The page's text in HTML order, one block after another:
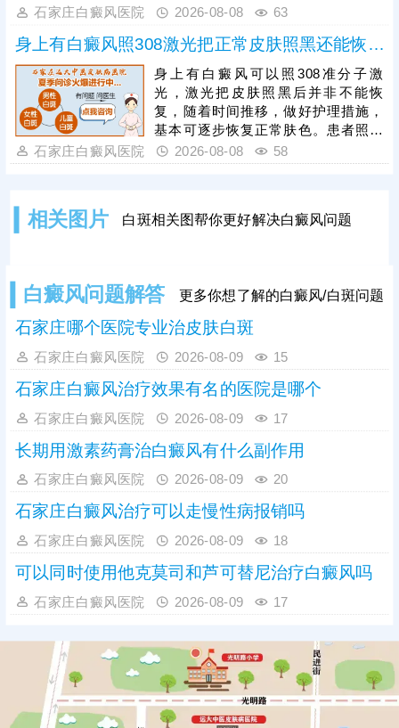
之下，进口308激光靶向性强、光源
边健康肌肤，兼具安全性与高效性，
能快速激活黑色素细胞，更适配早期
白癜风的治疗需求。患者进行308激
光治疗时，需严格遵循医嘱把控照射
剂量，坚持照射治疗，不可随意中
断，避免影响复色效果。
石家庄白癜风医院 2026-08-08 63
身上有白癜风照308激光把正常皮肤照黑还能恢复吗
身上有白癜风可以照308准分子激
光，激光把皮肤照黑后并非不能恢
复，随着时间推移，做好护理措施，
基本可逐步恢复正常肤色。患者照光
治白癜风还需确定合适的频率，持之
以恒，累积疗效，助力病情稳步好
疗方案进行调整，使治疗持续贴合病
石家庄白癜风医院 2026-08-08 58
相关图片 白斑相关图帮你更好解决白癜风问题
白癜风问题解答 更多你想了解的白癜风/白斑问题
石家庄哪个医院专业治皮肤白斑
石家庄白癜风医院 2026-08-09 15
石家庄白癜风治疗效果有名的医院是哪个
石家庄白癜风医院 2026-08-09 17
长期用激素药膏治白癜风有什么副作用
石家庄白癜风医院 2026-08-09 20
石家庄白癜风治疗可以走慢性病报销吗
石家庄白癜风医院 2026-08-09 18
可以同时使用他克莫司和芦可替尼治疗白癜风吗
石家庄白癜风医院 2026-08-09 17